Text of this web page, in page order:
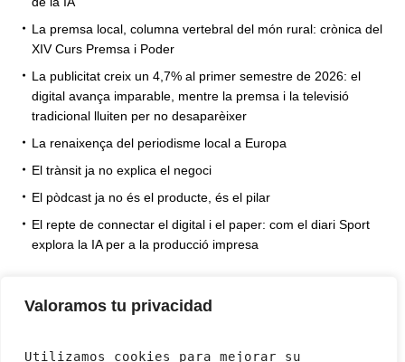
Valoramos tu privacidad
Utilizamos cookies para mejorar su
La premsa local, columna vertebral del món rural: crònica del
XIV Curs Premsa i Poder
La publicitat creix un 4,7% al primer semestre de 2026: el
digital avança imparable, mentre la premsa i la televisió
tradicional lluiten per no desaparèixer
La renaixença del periodisme local a Europa
El trànsit ja no explica el negoci
El pòdcast ja no és el producte, és el pilar
El repte de connectar el digital i el paper: com el diari Sport
explora la IA per a la producció impresa